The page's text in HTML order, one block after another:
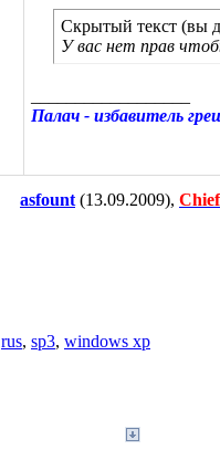
Скрытый текст (вы
У вас нет прав
Палач - избавитель
asfount (13.09.2009), Chief
rus, sp3, windows xp